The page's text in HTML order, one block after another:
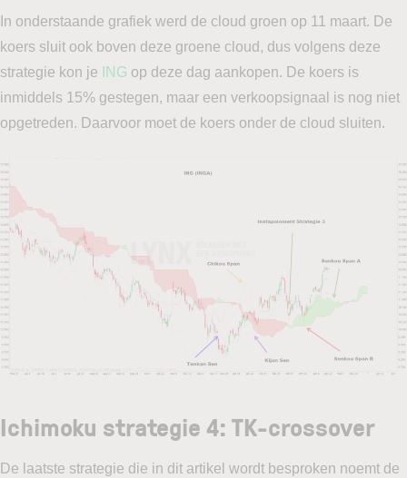
In onderstaande grafiek werd de cloud groen op 11 maart. De
koers sluit ook boven deze groene cloud, dus volgens deze
strategie kon je
ING op deze dag aankopen. De koers is
inmiddels 15% gestegen, maar een verkoopsignaal is nog niet
opgetreden. Daarvoor moet de koers onder de cloud sluiten.
Ichimoku strategie 4: TK-crossover
De laatste strategie die in dit artikel wordt besproken noemt de